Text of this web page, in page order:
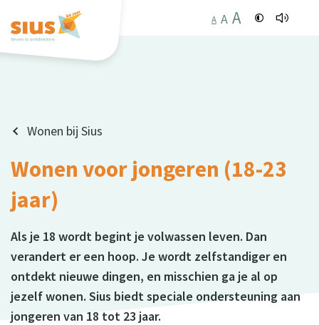
A A A
Wonen bij Sius
Wonen voor jongeren (18-23
jaar)
Als je 18 wordt begint je volwassen leven. Dan
verandert er een hoop. Je wordt zelfstandiger en
ontdekt nieuwe dingen, en misschien ga je al op
jezelf wonen. Sius biedt speciale ondersteuning aan
jongeren van 18 tot 23 jaar.